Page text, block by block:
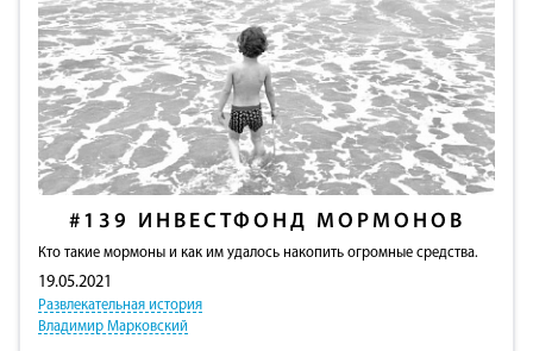
#139 ИНВЕСТФОНД МОРМОНОВ
Кто такие мормоны и как им удалось накопить огромные средства.
19.05.2021
Развлекательная история
Владимир Марковский